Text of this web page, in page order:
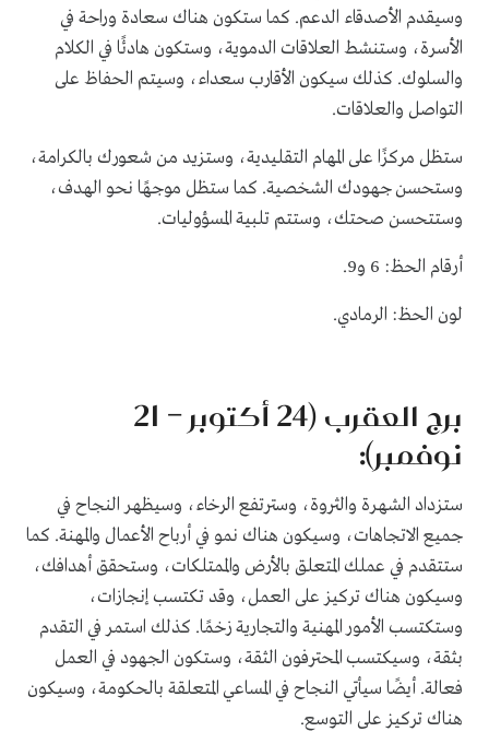
وسيقدم الأصدقاء الدعم. كما ستكون هناك سعادة وراحة في
الأسرة، وستنشط العلاقات الدموية، وستكون هادئًا في الكلام
والسلوك. كذلك سيكون الأقارب سعداء، وسيتم الحفاظ على
التواصل والعلاقات.
ستظل مركزًا على المهام التقليدية، وستزيد من شعورك بالكرامة،
وستحسن جهودك الشخصية. كما ستظل موجهًا نحو الهدف،
وستتحسن صحتك، وستتم تلبية المسؤوليات.
أرقام الحظ: 6 و9.
لون الحظ: الرمادي.
برج العقرب (24 أكتوبر – 21
نوفمبر):
ستزداد الشهرة والثروة، وسترتفع الرخاء، وسيظهر النجاح في
جميع الاتجاهات، وسيكون هناك نمو في أرباح الأعمال والمهنة. كما
ستتقدم في عملك المتعلق بالأرض والممتلكات، وستحقق أهدافك،
وسيكون هناك تركيز على العمل، وقد تكتسب إنجازات،
وستكتسب الأمور المهنية والتجارية زخمًا. كذلك استمر في التقدم
بثقة، وسيكتسب المحترفون الثقة، وستكون الجهود في العمل
فعالة. أيضًا سيأتي النجاح في المساعي المتعلقة بالحكومة، وسيكون
هناك تركيز على التوسع.